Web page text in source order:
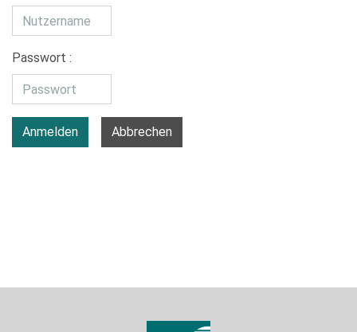
Passwort :
Anmelden Abbrechen